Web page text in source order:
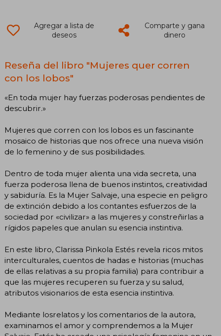
Agregar a lista de
deseos
Comparte y gana
dinero
Reseña del libro "Mujeres quer corren
con los lobos"
«En toda mujer hay fuerzas poderosas pendientes de
descubrir.»
Mujeres que corren con los lobos es un fascinante
mosaico de historias que nos ofrece una nueva visión
de lo femenino y de sus posibilidades.
Dentro de toda mujer alienta una vida secreta, una
fuerza poderosa llena de buenos instintos, creatividad
y sabiduría. Es la Mujer Salvaje, una especie en peligro
de extinción debido a los contantes esfuerzos de la
sociedad por «civilizar» a las mujeres y constreñirlas a
rígidos papeles que anulan su esencia instintiva.
En este libro, Clarissa Pinkola Estés revela ricos mitos
interculturales, cuentos de hadas e historias (muchas
de ellas relativas a su propia familia) para contribuir a
que las mujeres recuperen su fuerza y su salud,
atributos visionarios de esta esencia instintiva.
Mediante losrelatos y los comentarios de la autora,
examinamos el amor y comprendemos a la Mujer